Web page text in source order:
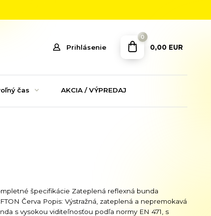
Prihlásenie
0
0,00 EUR
čas AKCIA / VÝPREDAJ
špecifikácie Zateplená reflexná bunda
Červa Popis: Výstražná, zateplená a nepremokavá
s vysokou viditeľnosťou podľa normy EN 471, s